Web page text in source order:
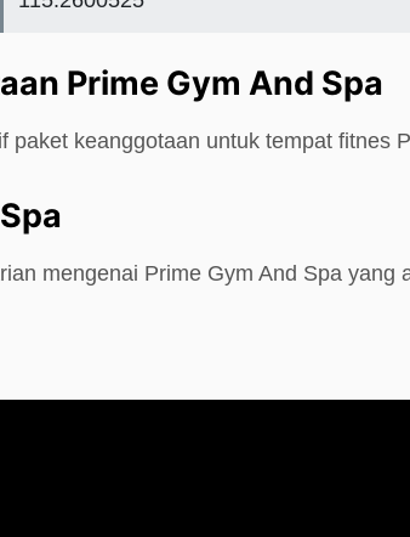
Prime Gym And Spa
paket keanggotaan untuk tempat fitnes
mengenai Prime Gym And Spa yang